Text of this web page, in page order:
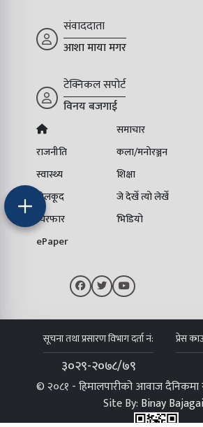
संवाददाता
आशा माया मगर
टेक्निकल सपोर्ट
विनय बजगाई
समाचार
राजनीति
कला/मनोरञ्जन
स्वास्थ्य
शिक्षा
खेलकूद
जे देखेँ त्यो लेखेँ
चिरफार
भिडियो
ePaper
सूचना तथा प्रसारण विभाग दर्ता नं:
३०२९-२०७८/७९
प्रेस
© २०८१ - हिमालपारीको आवाज दैनिकमा
Site By: Binay